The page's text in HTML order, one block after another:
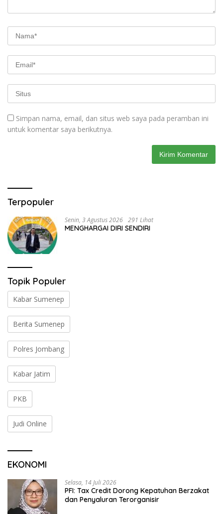
Simpan nama, email, dan situs web saya pada peramban ini
untuk komentar saya berikutnya.
Terpopuler
Senin, 3 Agustus 2026 291 Lihat
MENGHARGAI DIRI SENDIRI
Topik Populer
Kabar Sumenep
Berita Sumenep
Polres Jombang
Kabar Jatim
PKB
Judi Online
EKONOMI
Selasa, 14 Juli 2026
PFI: Tax Credit Dorong Kepatuhan Berzakat
dan Penyaluran Terorganisir